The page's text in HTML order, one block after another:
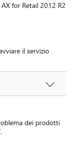
for Retail 2012 R2
il servizio
dei prodotti